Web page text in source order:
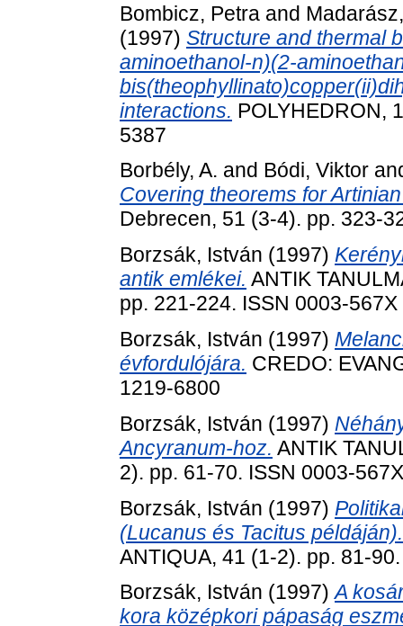
Bombicz, Petra and
(1997) Structure and thermal
aminoethanol-n)(2-
interactions. POLYHEDRON,
5387
Borbély, A. and Bódi, Viktor
Covering theorems for
Debrecen, 51 (3-4). pp. 323-
Borzsák, István (1997)
antik emlékei. ANTIK
pp. 221-224. ISSN 0003-567X
Borzsák, István (1997)
évfordulójára. CREDO:
1219-6800
Borzsák, István (1997)
Ancyranum-hoz. ANTIK
2). pp. 61-70. ISSN 0003-567X
Borzsák, István (1997)
(Lucanus és Tacitus példáján).
ANTIQUA, 41 (1-2). pp. 81-
Borzsák, István (1997)A
kora középkori pápaság